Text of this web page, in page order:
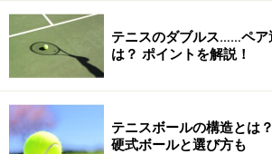
テニスのダブルス……ペア
は？ ポイントを解説！
テニスボールの構造とは
硬式ボールと選び方も